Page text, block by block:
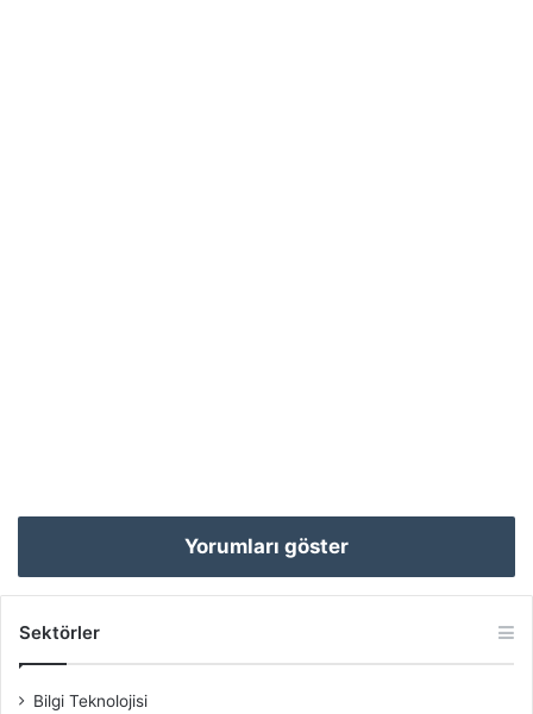
Yorumları göster
Sektörler
Bilgi Teknolojisi